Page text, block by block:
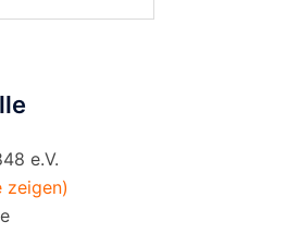
e.V.
zeigen)